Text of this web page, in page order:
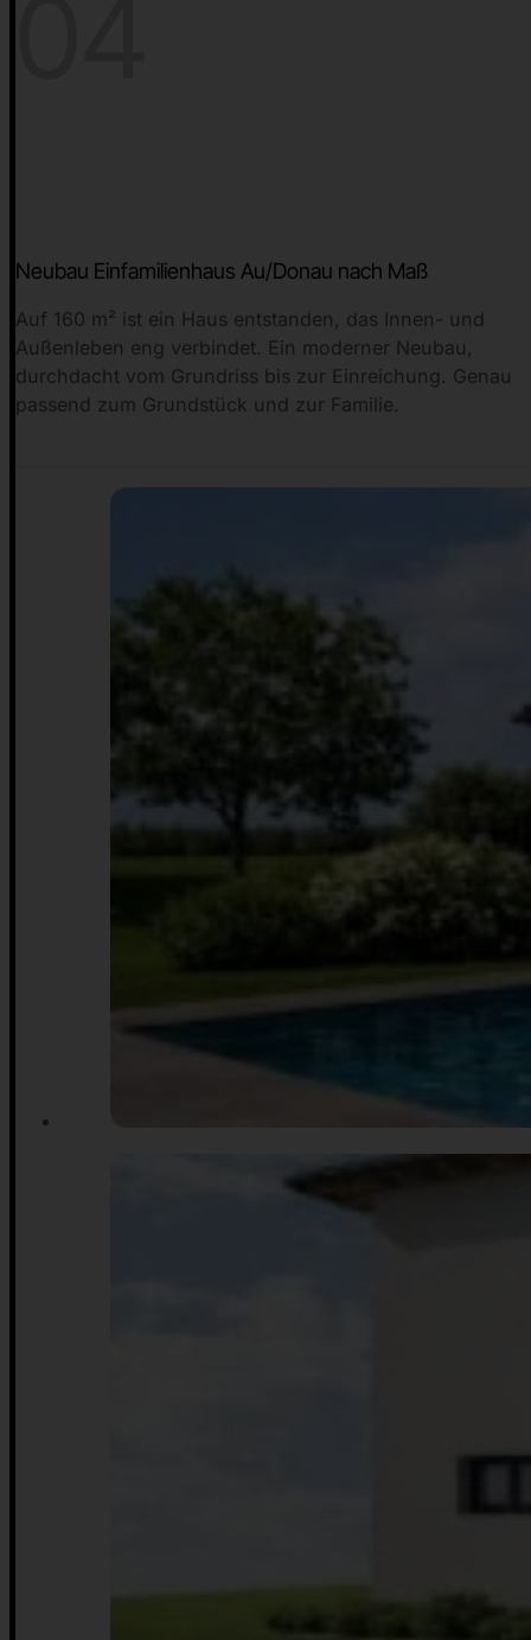
Neubau Einfamilienhaus Au/Donau nach Maß
Auf 160 m² ist ein Haus entstanden, das Innen- und
Außenleben eng verbindet. Ein moderner Neubau,
durchdacht vom Grundriss bis zur Einreichung. Genau
passend zum Grundstück und zur Familie.